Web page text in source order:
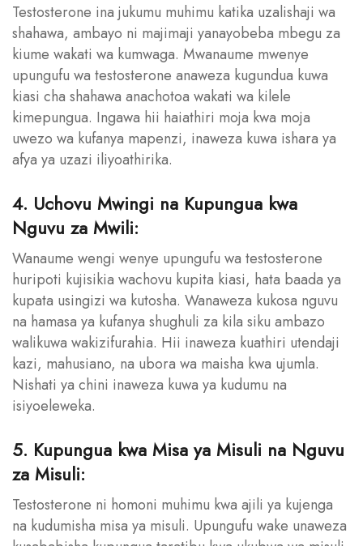
Testosterone ina jukumu muhimu katika uzalishaji wa
shahawa, ambayo ni majimaji yanayobeba mbegu za
kiume wakati wa kumwaga. Mwanaume mwenye
upungufu wa testosterone anaweza kugundua kuwa
kiasi cha shahawa anachotoa wakati wa kilele
kimepungua. Ingawa hii haiathiri moja kwa moja
uwezo wa kufanya mapenzi, inaweza kuwa ishara ya
afya ya uzazi iliyoathirika.
4. Uchovu Mwingi na Kupungua kwa
Nguvu za Mwili:
Wanaume wengi wenye upungufu wa testosterone
huripoti kujisikia wachovu kupita kiasi, hata baada ya
kupata usingizi wa kutosha. Wanaweza kukosa nguvu
na hamasa ya kufanya shughuli za kila siku ambazo
walikuwa wakizifurahia. Hii inaweza kuathiri utendaji
kazi, mahusiano, na ubora wa maisha kwa ujumla.
Nishati ya chini inaweza kuwa ya kudumu na
isiyoeleweka.
5. Kupungua kwa Misa ya Misuli na Nguvu
za Misuli:
Testosterone ni homoni muhimu kwa ajili ya kujenga
na kudumisha misa ya misuli. Upungufu wake unaweza